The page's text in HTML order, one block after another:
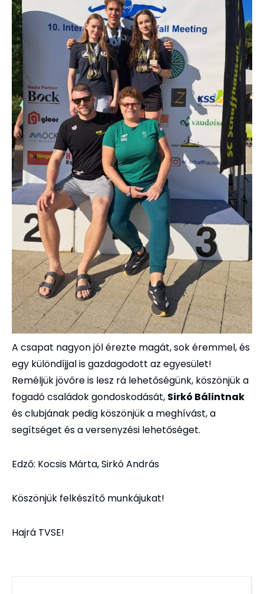
A csapat nagyon jól érezte magát, sok éremmel, és
egy különdíjjal is gazdagodott az egyesület!
Reméljük jövőre is lesz rá lehetőségünk, köszönjük a
fogadó családok gondoskodását, Sirkó Bálintnak
és clubjának pedig köszönjük a meghívást, a
segítséget és a versenyzési lehetőséget.
Edző: Kocsis Márta, Sirkó András
Köszönjük felkészítő munkájukat!
Hajrá TVSE!